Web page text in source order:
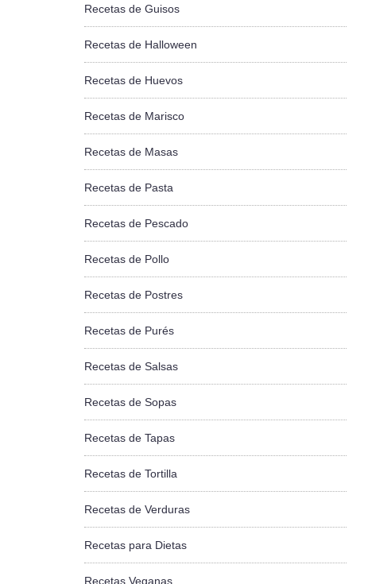
Recetas de Guisos
Recetas de Halloween
Recetas de Huevos
Recetas de Marisco
Recetas de Masas
Recetas de Pasta
Recetas de Pescado
Recetas de Pollo
Recetas de Postres
Recetas de Purés
Recetas de Salsas
Recetas de Sopas
Recetas de Tapas
Recetas de Tortilla
Recetas de Verduras
Recetas para Dietas
Recetas Veganas